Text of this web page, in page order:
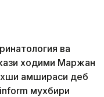
ва
ходими Маржан
ҳамшираси деб
мухбири